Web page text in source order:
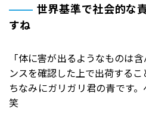
世界基準で社会的な
すね
「体に害が出るようなものは
ンスを確認した上で出荷するこ
ちなみにガリガリ君の青です。
笑